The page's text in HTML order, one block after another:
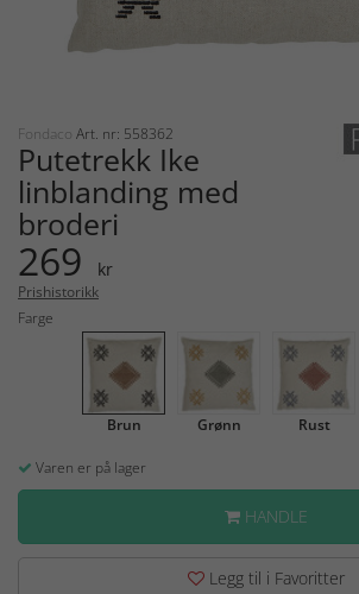
Fondaco Art. nr: 558362
Putetrekk Ike
linblanding med
broderi
269 kr
Prishistorikk
Farge
Brun Grønn Rust
Varen er på lager
HANDLE
Legg til i Favoritter